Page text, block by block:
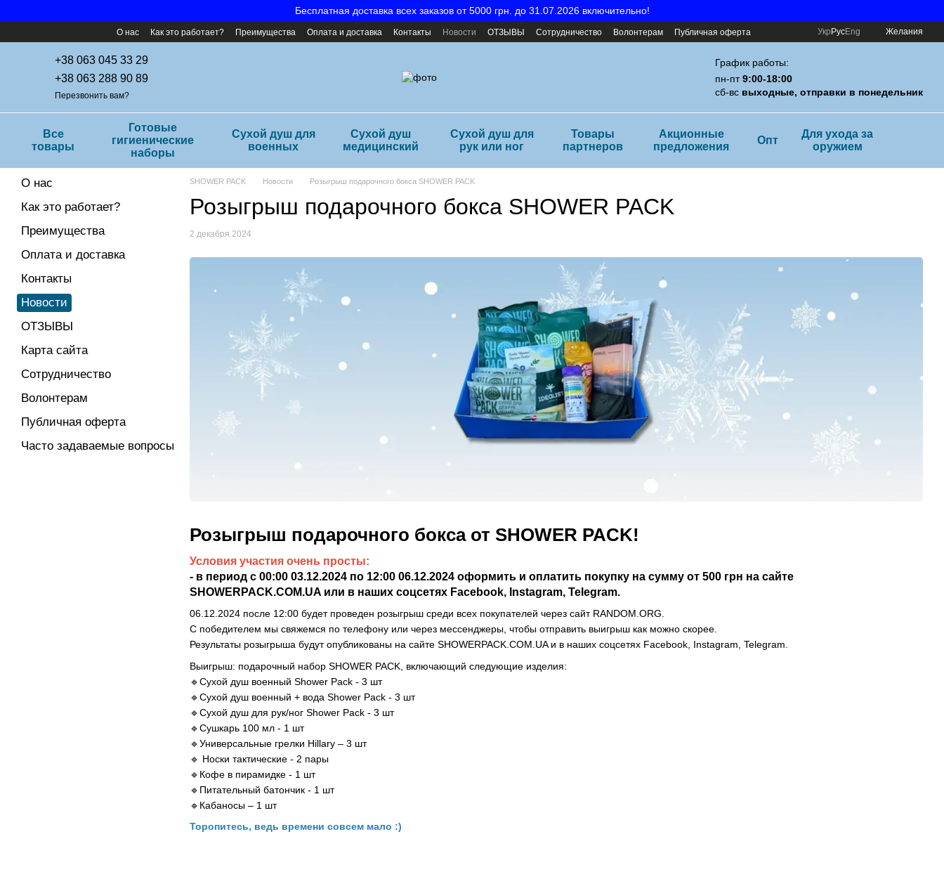
Бесплатная доставка всех заказов от 5000 грн. до 31.07.2026 включительно!
О нас Как это работает? Преимущества Оплата и доставка Контакты Новости ОТЗЫВЫ Сотрудничество Волонтерам
Публичная оферта
Укр РусEng Желания
+38 063 045 33 29
+38 063 288 90 89
Перезвонить вам?
График работы:
пн-пт9:00-18:00
сб-вс выходные, отправки в понедельник
Все
товары
Готовые
гигиенические
наборы
Cухой душ для
военных
Сухой душ
медицинский
Сухой душ для
рук или ног
Товары
партнеров
Акционные
предложения
Опт
Для ухода за
оружием
SHOWER PACK Новости Розыгрыш подарочного бокса SHOWER PACK
Розыгрыш подарочного бокса SHOWER PACK
2 декабря 2024
Розыгрыш подарочного бокса от SHOWER PACK!
Условия участия очень просты:
- в период с 00:00 03.12.2024 по 12:00 06.12.2024 оформить и оплатить покупку на сумму от 500 грн на сайте
SHOWERPACK.COM.UA или в наших соцсетях Facebook, Instagram, Telegram.
06.12.2024 после 12:00 будет проведен розыгрыш среди всех покупателей через сайт RANDOM.ORG.
С победителем мы свяжемся по телефону или через мессенджеры, чтобы отправить выигрыш как можно скорее.
Результаты розыгрыша будут опубликованы на сайте SHOWERPACK.COM.UA и в наших соцсетях Facebook, Instagram, Telegram.
Выигрыш: подарочный набор SHOWER PACK, включающий следующие изделия:
🔹Сухой душ военный Shower Pack - 3 шт
🔹Сухой душ военный + вода Shower Pack - 3 шт
🔹Сухой душ для рук/ног Shower Pack - 3 шт
🔹Сушкарь 100 мл - 1 шт
🔹Универсальные грелки Hillary – 3 шт
🔹 Носки тактические - 2 пары
🔹Кофе в пирамидке - 1 шт
🔹Питательный батончик - 1 шт
🔹Кабаносы – 1 шт
Торопитесь, ведь времени совсем мало :)
О нас
Как это работает?
Преимущества
Оплата и доставка
Контакты
Новости
ОТЗЫВЫ
Карта сайта
Сотрудничество
Волонтерам
Публичная оферта
Часто задаваемые вопросы